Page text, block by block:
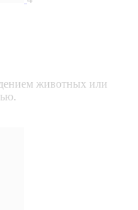
животных или